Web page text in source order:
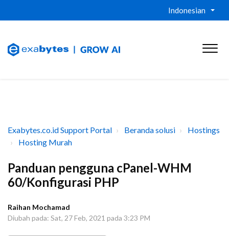
Indonesian
Exabytes.co.id Support Portal Beranda solusi
Hostings
Hosting Murah
Panduan pengguna cPanel-WHM
60/Konfigurasi PHP
Raihan Mochamad
Diubah pada: Sat, 27 Feb, 2021 pada 3:23 PM